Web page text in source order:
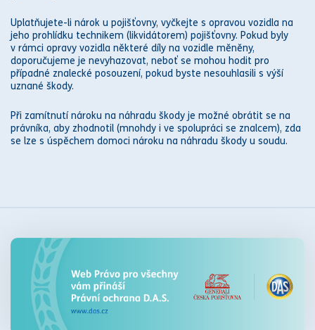
Uplatňujete-li nárok u pojišťovny, vyčkejte s opravou vozidla na
jeho prohlídku technikem (likvidátorem) pojišťovny. Pokud byly
v rámci opravy vozidla některé díly na vozidle měněny,
doporučujeme je nevyhazovat, neboť se mohou hodit pro
případné znalecké posouzení, pokud byste nesouhlasili s výší
uznané škody.
Při zamítnutí nároku na náhradu škody je možné obrátit se na
právníka, aby zhodnotil (mnohdy i ve spolupráci se znalcem), zda
se lze s úspěchem domoci nároku na náhradu škody u soudu.